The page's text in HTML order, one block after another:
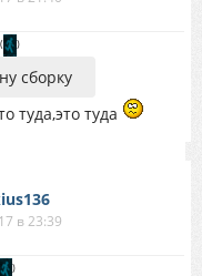
)
сборку
туда,это туда
в 23:39
)